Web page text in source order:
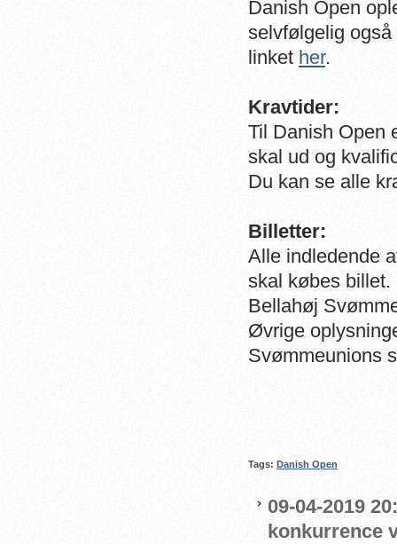
Danish Open
selvfølgelig
linket her.
Kravtider:
Til Danish Open
skal ud og
Du kan se alle
Billetter:
Alle indledende
skal købes
Bellahøj
Øvrige
Svømmeunions
Tags: Danish Open
09-04-2019
konkurrence